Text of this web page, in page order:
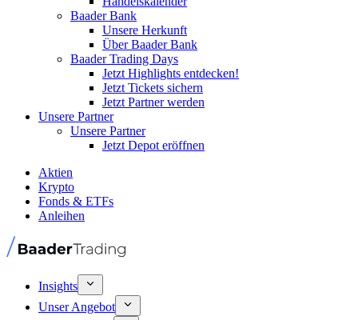
Baader Bank
Unsere Herkunft
Über Baader Bank
Baader Trading Days
Jetzt Highlights entdecken!
Jetzt Tickets sichern
Jetzt Partner werden
Unsere Partner
Unsere Partner
Jetzt Depot eröffnen
Aktien
Krypto
Fonds & ETFs
Anleihen
Insights
Unser Angebot